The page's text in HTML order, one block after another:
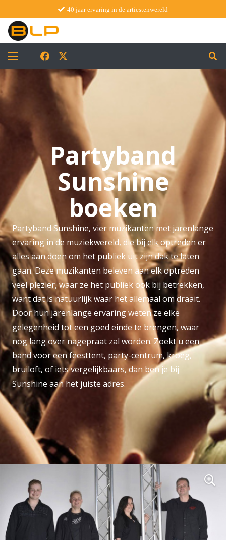
40 jaar ervaring in de artiestenwereld
Partyband
Sunshine
boeken
Partyband Sunshine, vier muzikanten met jarenlange
ervaring in de muziekwereld, die bij elk optreden er
alles aan doen om het publiek uit zijn dak te laten
gaan. Deze muzikanten beleven aan elk optreden
veel plezier, waar ze het publiek ook bij betrekken,
want dat is natuurlijk waar het allemaal om draait.
Door hun jarenlange ervaring weten ze elke
gelegenheid tot een goed einde te brengen, waar
nog lang over nagepraat zal worden. Zoekt u een
band voor een feesttent, party-centrum, kroeg,
bruiloft, of iets vergelijkbaars, dan ben je bij
Sunshine aan het juiste adres.